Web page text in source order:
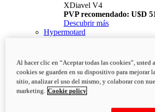
XDiavel V4
PVP recomendado: U$D
Descubrir más
Hypermotard
Al hacer clic en “Aceptar todas las cookies”, usted
cookies se guarden en su dispositivo para mejorar
sitio, analizar el uso del mismo, y colaborar con
marketing. Cookie policy